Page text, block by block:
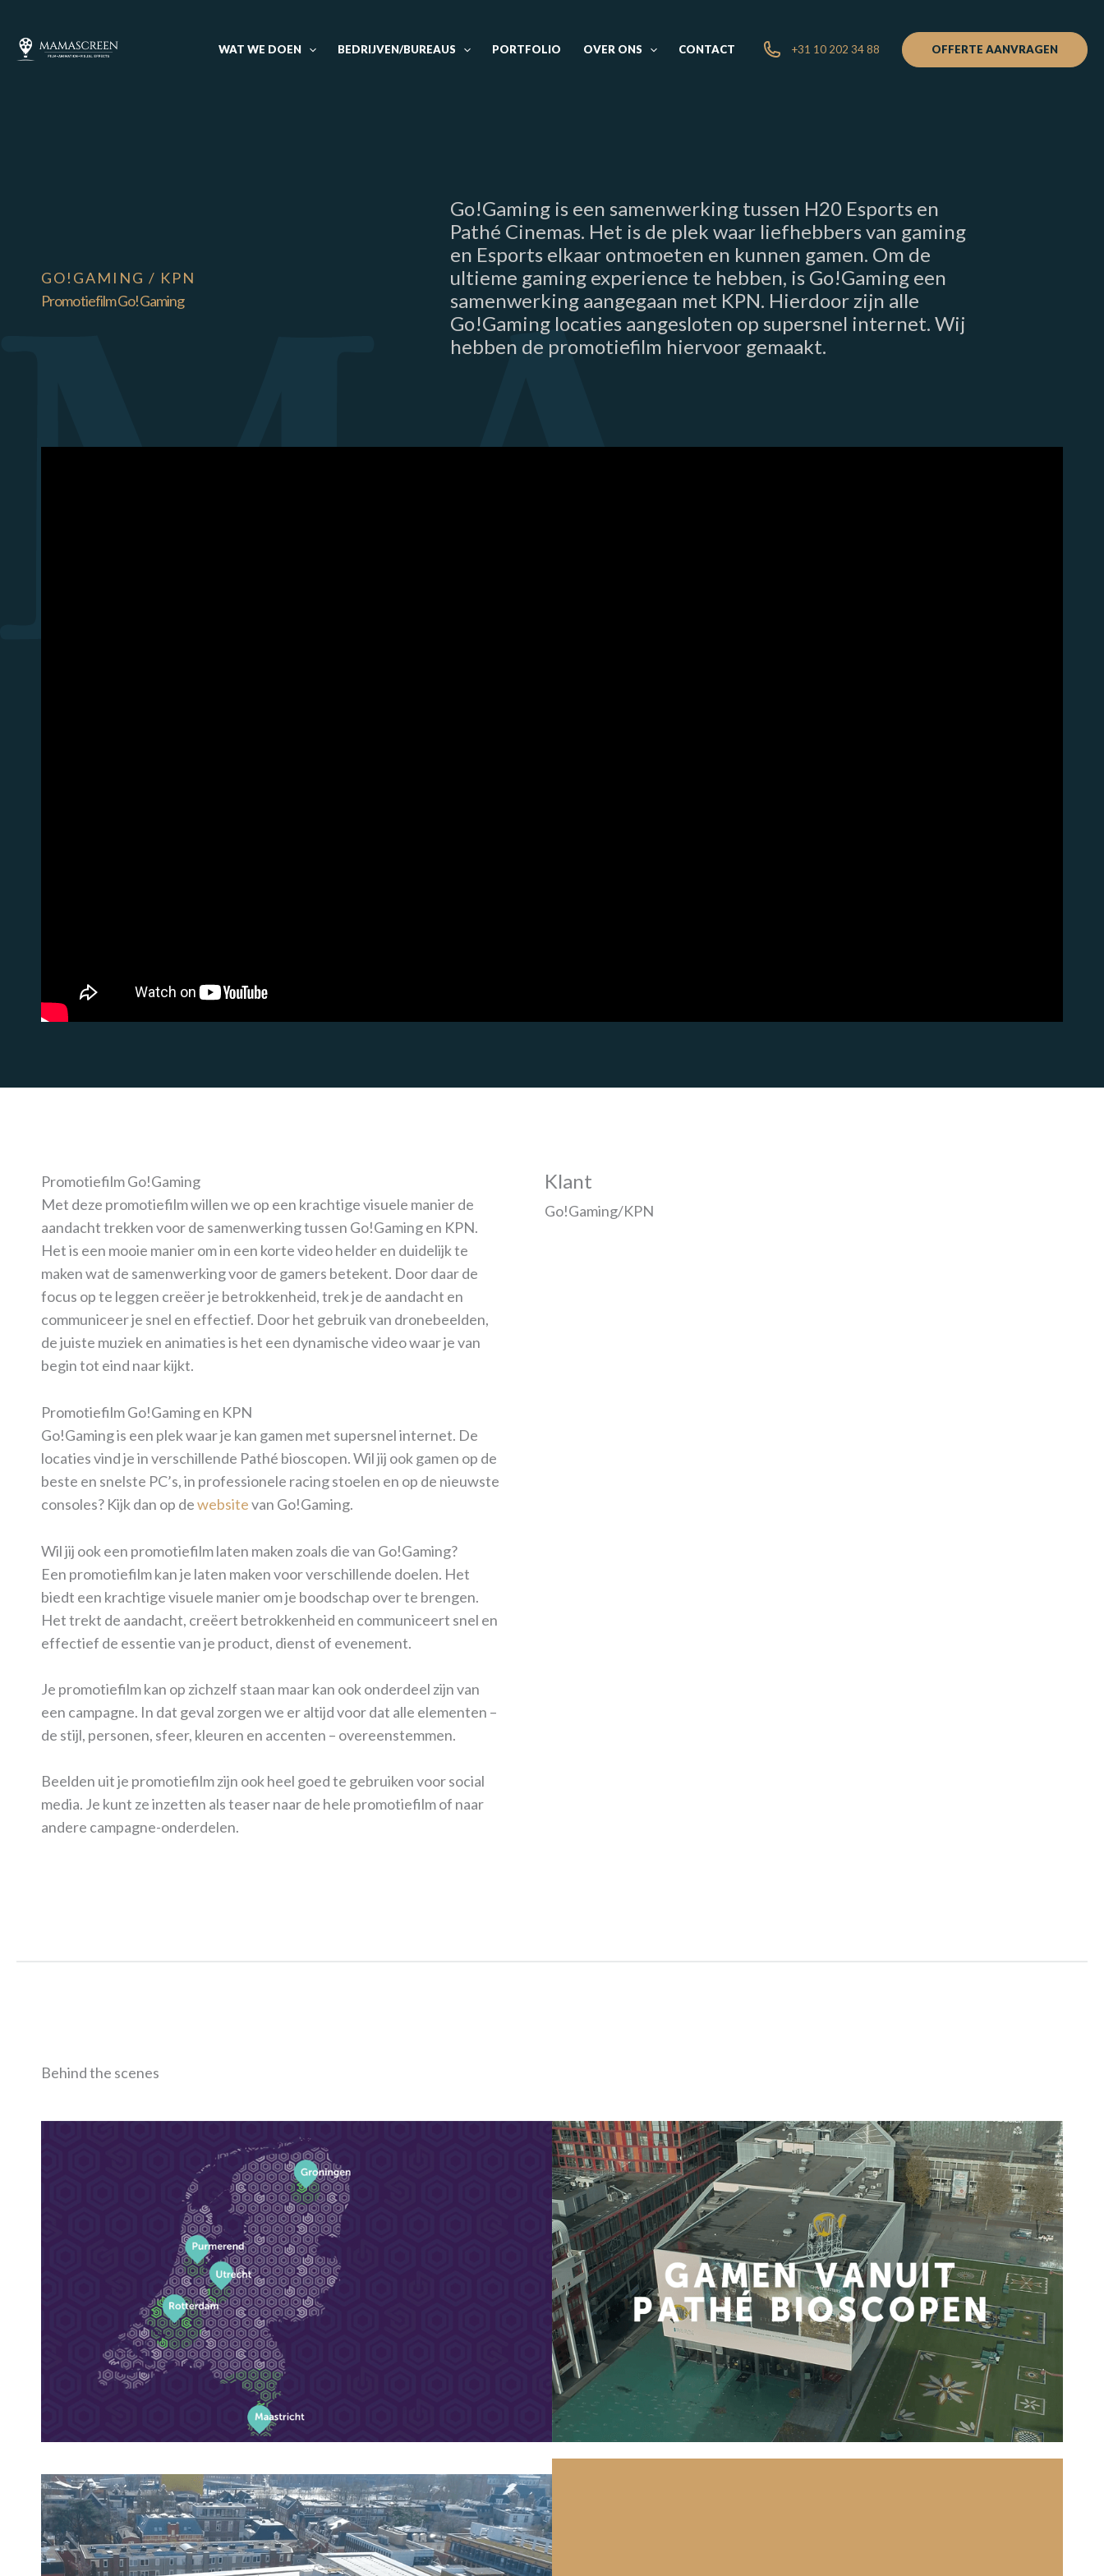
naar
WAT WE DOEN BEDRIJVEN/BUREAUS PORTFOLIO OVER ONS CONTACT +31 10 202 34 88 OFFERTE AANVRAGEN
GO!GAMING / KPN
Promotiefilm Go!Gaming
Go!Gaming is een samenwerking tussen H20 Esports en
Pathé Cinemas. Het is de plek waar liefhebbers van gaming
en Esports elkaar ontmoeten en kunnen gamen. Om de
ultieme gaming experience te hebben, is Go!Gaming een
samenwerking aangegaan met KPN. Hierdoor zijn alle
Go!Gaming locaties aangesloten op supersnel internet. Wij
hebben de promotiefilm hiervoor gemaakt.
Promotiefilm Go!Gaming
Met deze promotiefilm willen we op een krachtige visuele manier de
aandacht trekken voor de samenwerking tussen Go!Gaming en KPN.
Het is een mooie manier om in een korte video helder en duidelijk te
maken wat de samenwerking voor de gamers betekent. Door daar de
focus op te leggen creëer je betrokkenheid, trek je de aandacht en
communiceer je snel en effectief. Door het gebruik van dronebeelden,
de juiste muziek en animaties is het een dynamische video waar je van
begin tot eind naar kijkt.
Promotiefilm Go!Gaming en KPN
Go!Gaming is een plek waar je kan gamen met supersnel internet. De
locaties vind je in verschillende Pathé bioscopen. Wil jij ook gamen op de
beste en snelste PC’s, in professionele racing stoelen en op de nieuwste
consoles? Kijk dan op dewebsitevan Go!Gaming.
Wil jij ook een promotiefilm laten maken zoals die van Go!Gaming?
Een promotiefilm kan je laten maken voor verschillende doelen. Het
biedt een krachtige visuele manier om je boodschap over te brengen.
Het trekt de aandacht, creëert betrokkenheid en communiceert snel en
effectief de essentie van je product, dienst of evenement.
Je promotiefilm kan op zichzelf staan maar kan ook onderdeel zijn van
een campagne. In dat geval zorgen we er altijd voor dat alle elementen –
de stijl, personen, sfeer, kleuren en accenten – overeenstemmen.
Beelden uit je promotiefilm zijn ook heel goed te gebruiken voor social
media. Je kunt ze inzetten als teaser naar de hele promotiefilm of naar
andere campagne-onderdelen.
Klant
Go!Gaming/KPN
Behind the scenes